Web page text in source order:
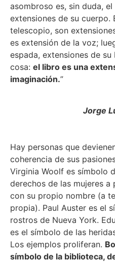
asombroso es, sin duda,
extensiones de su cuerpo.
telescopio, son
es extensión de la voz;
espada, extensiones de
cosa: el libro es una
imaginación.”
Jorge Luis
Hay personas que
coherencia de sus
Virginia Woolf es símbolo
derechos de las mujeres
con su propio nombre (a
propia). Paul Auster es el
rostros de Nueva York.
es el símbolo de las
Los ejemplos proliferan.
símbolo de la biblioteca,